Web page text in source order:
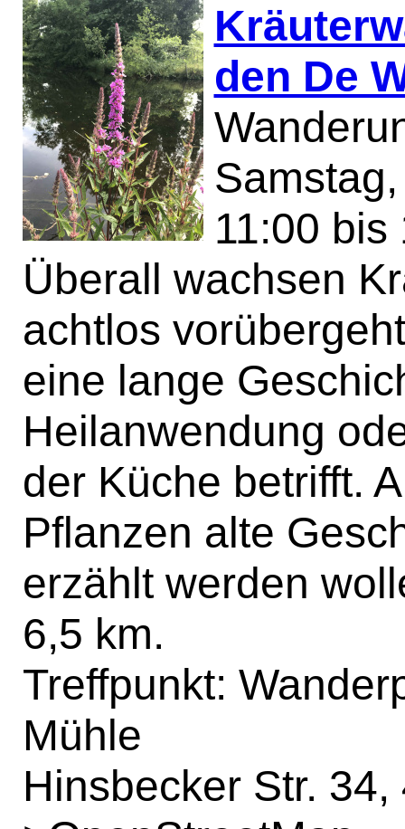
den De
11:00 bis
Überall wachsen
achtlos
eine lange
Heilanwendung
der Küche betrifft.
Pflanzen alte
erzählt werden
6,5 km.
Treffpunkt:
Mühle
Hinsbecker Str.